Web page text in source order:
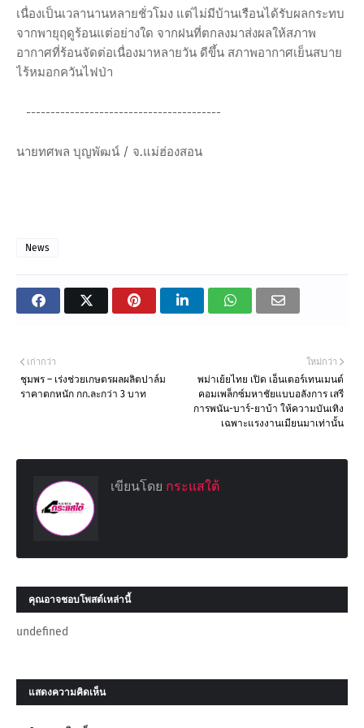
เนื่องเป็นเวลานานหลายชั่วโมง แต่ไม่มีบ้านเรือนได้รับผลกระทบ
จากพายุฤดูร้อนแต่อย่างใด จากฝนที่ตกลงมาส่งผลให้สภาพ
อากาศที่ร้อนจัดต่อเนื่องมาหลายวัน ดีขึ้น สภาพอากาศเย็นสบาย
ไร้หมอกควันไฟป่า
----------------------------------------
นายทศพล บุญพัฒน์ / จ.แม่ฮ่องสอน
News
ใหม่กว่า
พม่าเย้ยไทย เปิด เอ็นเตอร์เทนเมนต์
คอมเพล็กซ์มหาชัยแบบอลังการ เสรี
การพนัน-บาร์-ยาบ้า ให้ความบันเทิง
เฉพาะแรงงานเมียนมาเท่านั้น
เก่ากว่า
ชุมพร – เร่งช่วยเกษตรผลผลิตปาล์ม
ราคาตกหนัก กก.ละกว่า 3 บาท
เขียนโดย กระแสใต้
คุณอาจชอบโพสต์เหล่านี้
undefined
แสดงความคิดเห็น